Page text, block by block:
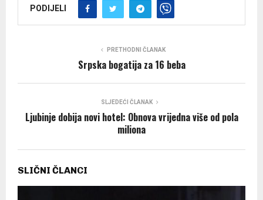
PODIJELI
PRETHODNI ČLANAK
Srpska bogatija za 16 beba
SLJEDEĆI ČLANAK
Ljubinje dobija novi hotel: Obnova vrijedna više od pola
miliona
SLIČNI ČLANCI